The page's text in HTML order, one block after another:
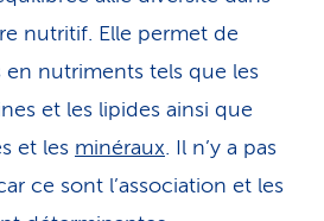
nutritif. Elle permet de
en nutriments tels que les
et les lipides ainsi que
et les minéraux. Il n’y a pas
ce sont l’association et les